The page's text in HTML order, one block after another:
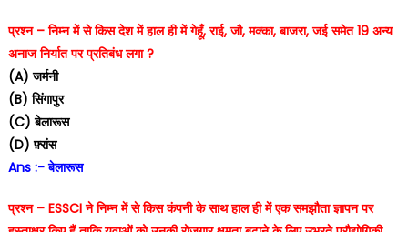
प्रश्न – निम्न में से किस देश में हाल ही में गेहूँ, राई, जौ, मक्का, बाजरा, जई समेत 19 अन्य
अनाज निर्यात पर प्रतिबंध लगा ?
(A) जर्मनी
(B) सिंगापुर
(C) बेलारूस
(D) फ़्रांस
Ans :- बेलारूस
प्रश्न – ESSCI ने निम्न में से किस कंपनी के साथ हाल ही में एक समझौता ज्ञापन पर